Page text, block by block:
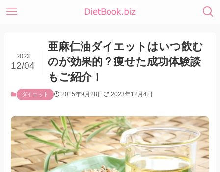
亜麻仁油ダイエットはいつ飲む
のが効果的？痩せた成功体験談
もご紹介！
2023
12/04
ダイエット 2015年9月28日 2023年12月4日